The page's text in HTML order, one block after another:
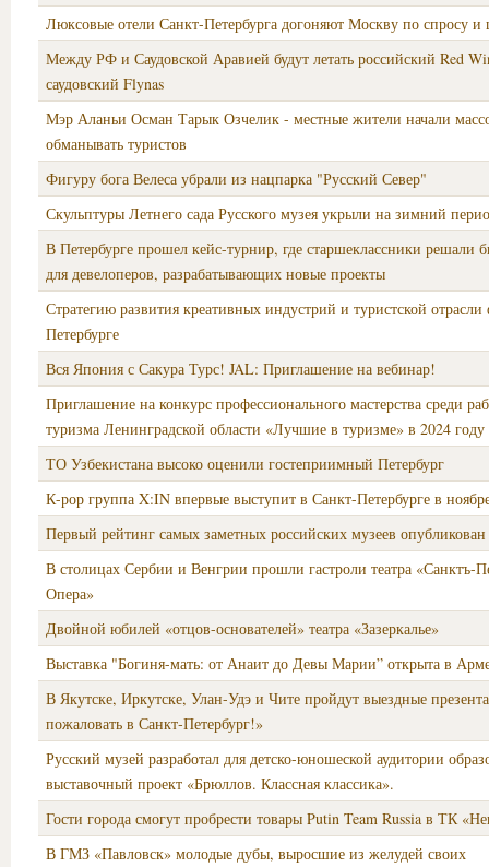
Люксовые отели Санкт-Петербурга догоняют Москву по спросу и
Между РФ и Саудовской Аравией будут летать российский Red
саудовский Flynas
Мэр Аланьи Осман Тарык Озчелик - местные жители начали
обманывать туристов
Фигуру бога Велеса убрали из нацпарка "Русский Север"
Скульптуры Летнего сада Русского музея укрыли на зимний
В Петербурге прошел кейс-турнир, где старшеклассники решали
для девелоперов, разрабатывающих новые проекты
Стратегию развития креативных индустрий и туристской
Петербурге
Вся Япония с Сакура Турс! JAL: Приглашение на вебинар!
Приглашение на конкурс профессионального мастерства среди
туризма Ленинградской области «Лучшие в туризме» в 2024 году
ТО Узбекистана высоко оценили гостеприимный Петербург
К-рор группа X:IN впервые выступит в Санкт-Петербурге в
Первый рейтинг самых заметных российских музеев
В столицах Сербии и Венгрии прошли гастроли театра «Санктъ-
Опера»
Двойной юбилей «отцов-основателей» театра «Зазеркалье»
Выставка "Богиня-мать: от Анаит до Девы Марии” открыта в
В Якутске, Иркутске, Улан-Удэ и Чите пройдут выездные
пожаловать в Санкт‑Петербург!»
Русский музей разработал для детско-юношеской аудитории
выставочный проект «Брюллов. Классная классика».
Гости города смогут пробрести товары Putin Team Russia в ТК
В ГМЗ «Павловск» молодые дубы, выросшие из желудей своих